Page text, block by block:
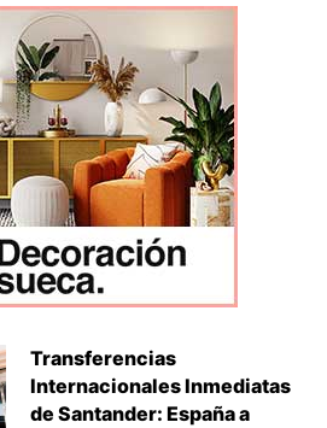
Transferencias
Internacionales Inmediatas
de Santander: España a